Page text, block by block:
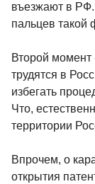
въезжают в РФ.
пальцев такой
Второй момент
трудятся в
избегать
Что,
территории
Впрочем, о
открытия